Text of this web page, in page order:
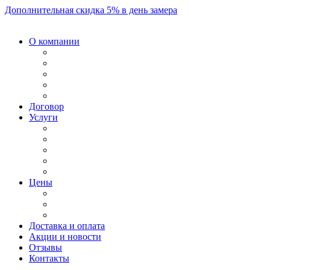
Дополнительная скидка 5% в день замера
О компании
Договор
Услуги
Цены
Доставка и оплата
Акции и новости
Отзывы
Контакты